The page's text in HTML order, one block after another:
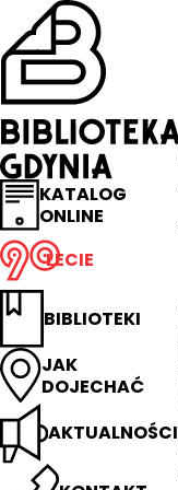
Przejdź
na
stronę
główną
Biblioteka
Gdynia
KATALOG
ONLINE
LECIE
BIBLIOTEKI
JAK
DOJECHAĆ
AKTUALNOŚCI